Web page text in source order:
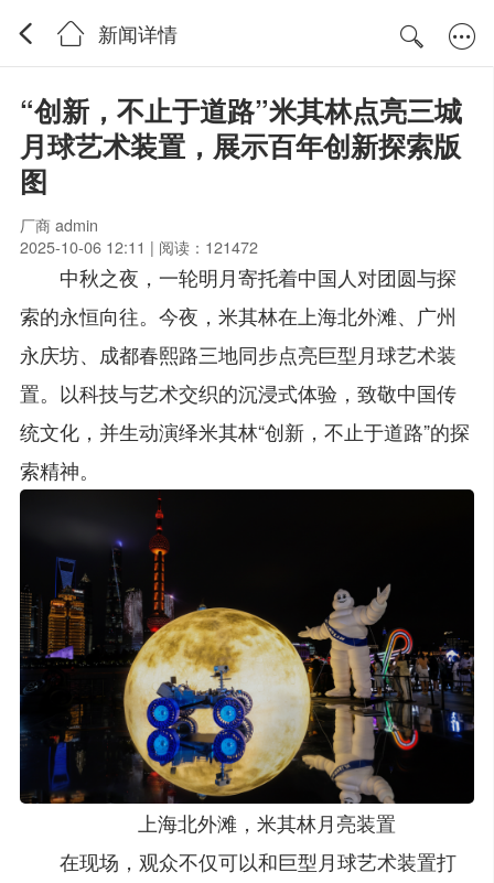
新闻详情
“创新，不止于道路”米其林点亮三城
月球艺术装置，展示百年创新探索版
图
厂商 admin
2025-10-06 12:11 | 阅读：121472
中秋之夜，一轮明月寄托着中国人对团圆与探
索的永恒向往。今夜，米其林在上海北外滩、广州
永庆坊、成都春熙路三地同步点亮巨型月球艺术装
置。以科技与艺术交织的沉浸式体验，致敬中国传
统文化，并生动演绎米其林“创新，不止于道路”的探
索精神。
上海北外滩，米其林月亮装置
在现场，观众不仅可以和巨型月球艺术装置打